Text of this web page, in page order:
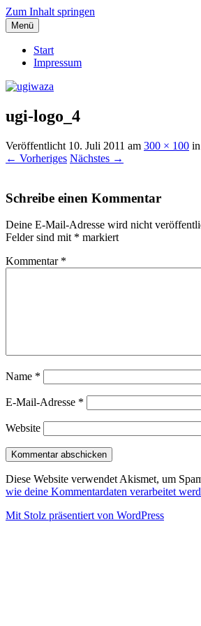
Zum Inhalt springen
ugiwaza
Menü
Start
Impressum
ugi-logo_4
Veröffentlicht 10. Juli 2011 am 300 × 100 in
← Vorheriges Nächstes →
Schreibe einen Kommentar
Deine E-Mail-Adresse wird nicht
Felder sind mit * markiert
Kommentar *
Name *
E-Mail-Adresse *
Website
Diese Website verwendet Akismet, um
wie deine Kommentardaten verarbeitet
Mit Stolz präsentiert von WordPress